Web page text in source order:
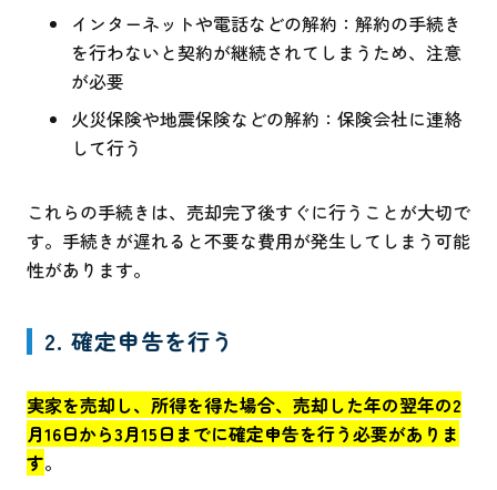
インターネットや電話などの解約：解約の手続き
を行わないと契約が継続されてしまうため、注意
が必要
火災保険や地震保険などの解約：保険会社に連絡
して行う
これらの手続きは、売却完了後すぐに行うことが大切で
す。手続きが遅れると不要な費用が発生してしまう可能
性があります。
2. 確定申告を行う
実家を売却し、所得を得た場合、売却した年の翌年の2
月16日から3月15日までに確定申告を行う必要がありま
す。